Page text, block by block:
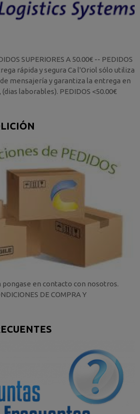
SUPERIORES A 50.00€ -- PEDIDOS
rápida y segura Ca l'Oriol sólo utiliza
mensajería y garantiza la entrega en
laborables). PEDIDOS <50.00€
pongase en contacto con nosotros.
DE COMPRA Y